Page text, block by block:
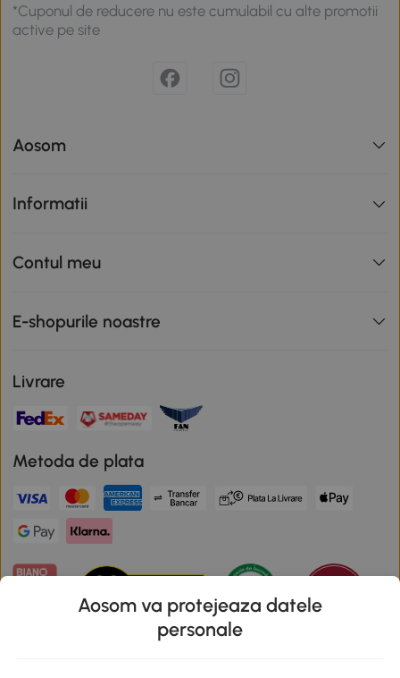
*Cuponul de reducere nu este cumulabil cu alte promotii
active pe site
Aosom
Informatii
Contul meu
E-shopurile noastre
Livrare
Metoda de plata
Aosom va protejeaza datele
personale